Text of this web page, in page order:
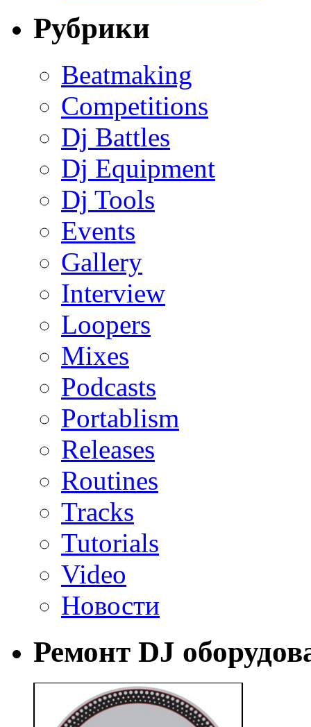
Рубрики
Beatmaking
Competitions
Dj Battles
Dj Equipment
Dj Tools
Events
Gallery
Interview
Loopers
Mixes
Podcasts
Portablism
Releases
Routines
Tracks
Tutorials
Video
Новости
Ремонт DJ